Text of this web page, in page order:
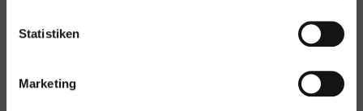
Statistiken
Marketing
NEWS